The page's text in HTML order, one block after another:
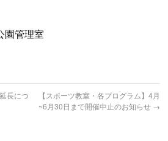
管理室
長につ
【スポーツ教室・各プログラム】4月
~6月30日まで開催中止のお知らせ →